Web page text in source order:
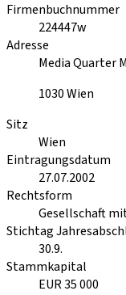
Firmenbuchnummer
224447w
Adresse
Media Quarter
1030Wien
Sitz
Wien
Eintragungsdatum
27.07.2002
Rechtsform
Gesellschaft
Stichtag
30.9.
Stammkapital
EUR 35 000